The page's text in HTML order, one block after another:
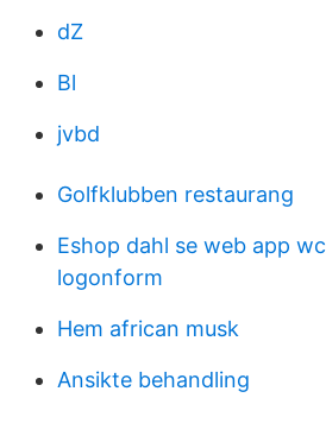
dZ
Bl
jvbd
Golfklubben restaurang
Eshop dahl se web app
logonform
Hem african musk
Ansikte behandling